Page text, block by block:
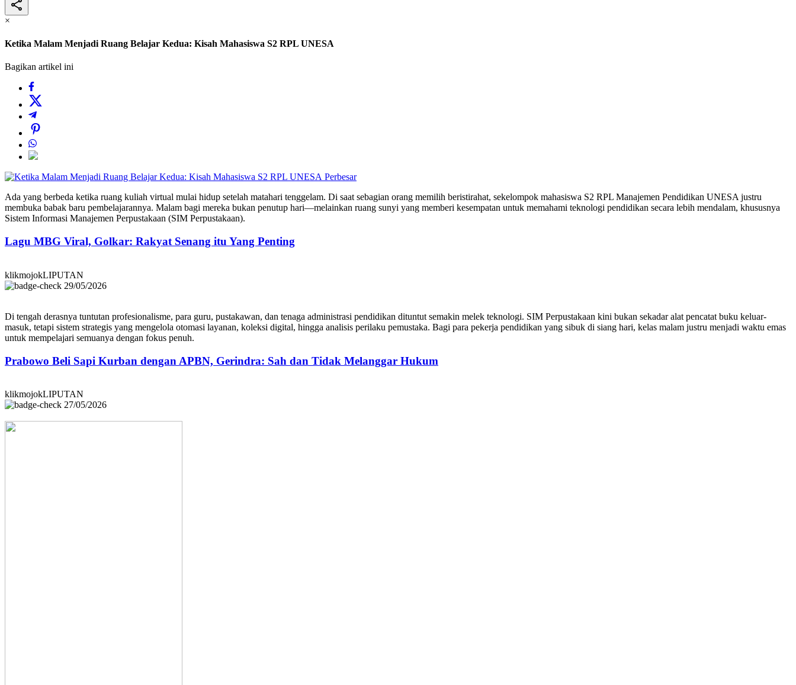
×
Ketika Malam Menjadi Ruang Belajar Kedua: Kisah Mahasiswa S2 RPL UNESA
Bagikan artikel ini
Perbesar
Ada yang berbeda ketika ruang kuliah virtual mulai hidup setelah matahari tenggelam. Di saat sebagian orang memilih beristirahat, sekelompok mahasiswa S2 RPL Manajemen Pendidikan UNESA justru
membuka babak baru pembelajarannya. Malam bagi mereka bukan penutup hari—melainkan ruang sunyi yang memberi kesempatan untuk memahami teknologi pendidikan secara lebih mendalam, khususnya
Sistem Informasi Manajemen Perpustakaan (SIM Perpustakaan).
Lagu MBG Viral, Golkar: Rakyat Senang itu Yang Penting
klikmojokLIPUTAN
29/05/2026
Di tengah derasnya tuntutan profesionalisme, para guru, pustakawan, dan tenaga administrasi pendidikan dituntut semakin melek teknologi. SIM Perpustakaan kini bukan sekadar alat pencatat buku keluar-
masuk, tetapi sistem strategis yang mengelola otomasi layanan, koleksi digital, hingga analisis perilaku pemustaka. Bagi para pekerja pendidikan yang sibuk di siang hari, kelas malam justru menjadi waktu emas
untuk mempelajari semuanya dengan fokus penuh.
Prabowo Beli Sapi Kurban dengan APBN, Gerindra: Sah dan Tidak Melanggar Hukum
klikmojokLIPUTAN
27/05/2026